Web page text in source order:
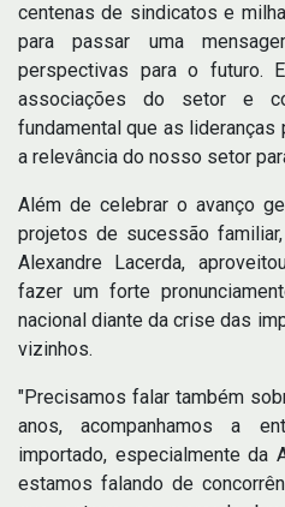
centenas de sindicatos e
para passar uma
perspectivas para o futuro.
associações do setor e
fundamental que as
a relevância do nosso setor
Além de celebrar o avanço
projetos de sucessão
Alexandre Lacerda,
fazer um forte
nacional diante da crise das
vizinhos.
"Precisamos falar também
anos, acompanhamos a
importado, especialmente da
estamos falando de